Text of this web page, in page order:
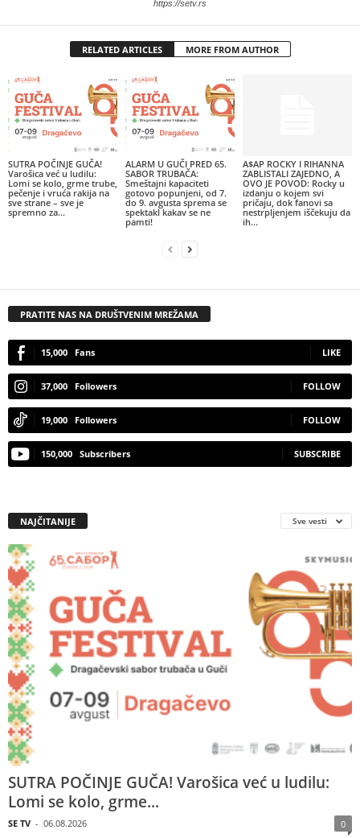
https://setv.rs
RELATED ARTICLES MORE FROM AUTHOR
SUTRA POČINJE GUČA!
Varošica već u ludilu:
Lomi se kolo, grme trube,
pečenje i vruća rakija na
sve strane – sve je
spremno za...
ALARM U GUČI PRED 65.
SABOR TRUBAČA:
Smeštajni kapaciteti
gotovo popunjeni, od 7.
do 9. avgusta sprema se
spektakl kakav se ne
pamti!
A$AP ROCKY I RIHANNA
ZABLISTALI ZAJEDNO, A
OVO JE POVOD: Rocky u
izdanju o kojem svi
pričaju, dok fanovi sa
nestrpljenjem iščekuju da
ih...
PRATITE NAS NA DRUŠTVENIM MREŽAMA
15,000 Fans LIKE
37,000 Followers FOLLOW
19,000 Followers FOLLOW
150,000 Subscribers SUBSCRIBE
NAJČITANIJE Sve vesti
SUTRA POČINJE GUČA! Varošica već u ludilu:
Lomi se kolo, grme...
SE TV - 06.08.2026 0